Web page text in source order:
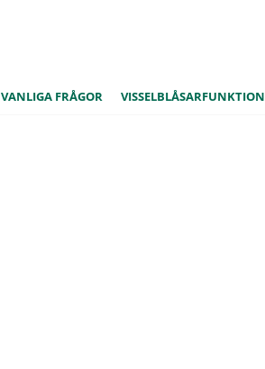
VANLIGA FRÅGOR VISSELBLÅSARFUNKTION